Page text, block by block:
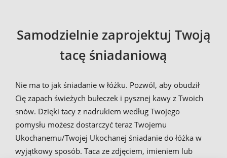
Samodzielnie zaprojektuj Twoją
tacę śniadaniową
Nie ma to jak śniadanie w łóżku. Pozwól, aby obudził
Cię zapach świeżych bułeczek i pysznej kawy z Twoich
snów. Dzięki tacy z nadrukiem według Twojego
pomysłu możesz dostarczyć teraz Twojemu
Ukochanemu/Twojej Ukochanej śniadanie do łóżka w
wyjątkowy sposób. Taca ze zdjęciem, imieniem lub